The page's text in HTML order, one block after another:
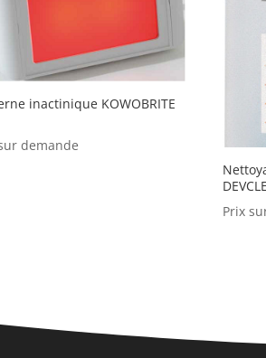
inactinique KOWOBRITE
demande
Prix